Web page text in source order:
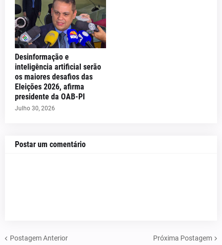
Desinformação e
inteligência artificial serão
os maiores desafios das
Eleições 2026, afirma
presidente da OAB-PI
Julho 30, 2026
Postar um comentário
Postagem Anterior Próxima Postagem